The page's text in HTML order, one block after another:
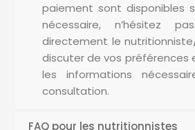
paiement sont disponibles
nécessaire, n’hésitez
directement le
discuter de vos
les informations
consultation.
FAQ pour les nutritionnistes